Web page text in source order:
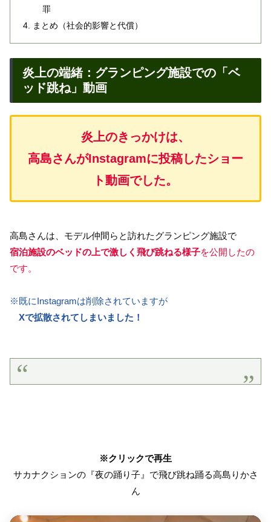
罪
まとめ（社会的影響と代償）
炎上の端緒：グランピング施設での「ベ
ッド跳ね」動画
炎上のきっかけは、
高島さんがInstagramに投稿したショー
ト動画でした。
高島さんは、モデル仲間らと訪れたグランピング施設で
宿泊施設のベッドの上で激しく飛び跳ねる様子を公開したの
です。
※既にInstagramは削除されていますが
Xで拡散されてしまいました！
※クリックで再生
サカナクションの『夜の踊り子』で飛び跳ね踊る高島りかさ
ん